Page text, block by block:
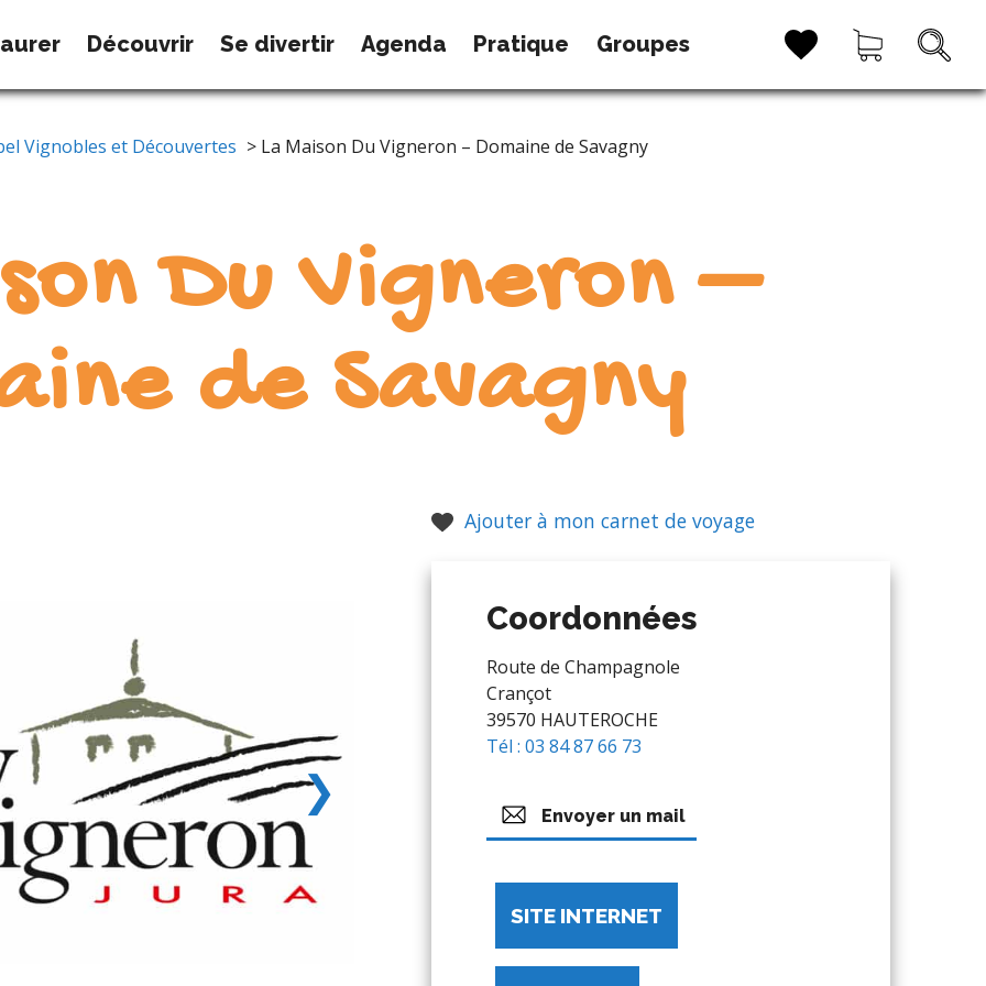
Découvrir Se divertir Agenda Pratique Groupes
Vignobles et Découvertes > La Maison Du Vigneron – Domaine de Savagny
Du Vigneron –
de Savagny
❯
Ajouter à mon carnet de voyage
Coordonnées
Route de Champagnole
Crançot
39570 HAUTEROCHE
Tél : 03 84 87 66 73
Envoyer un mail
SITE INTERNET